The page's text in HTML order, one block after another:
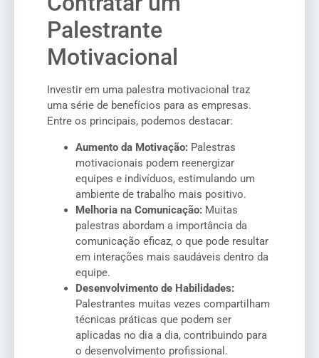
Palestrante
Motivacional
Investir em uma palestra motivacional traz
uma série de benefícios para as empresas.
Entre os principais, podemos destacar:
Aumento da Motivação: Palestras
motivacionais podem reenergizar
equipes e indivíduos, estimulando um
ambiente de trabalho mais positivo.
Melhoria na Comunicação: Muitas
palestras abordam a importância da
comunicação eficaz, o que pode resultar
em interações mais saudáveis dentro da
equipe.
Desenvolvimento de Habilidades:
Palestrantes muitas vezes compartilham
técnicas práticas que podem ser
aplicadas no dia a dia, contribuindo para
o desenvolvimento profissional.